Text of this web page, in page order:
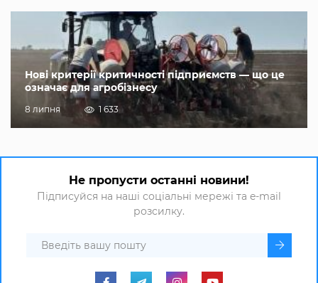
Нові критерії критичності підприємств — що це
означає для агробізнесу
8 липня 1 633
Не пропусти останні новини!
Підписуйся на наші соціальні мережі та e-mail
розсилку.